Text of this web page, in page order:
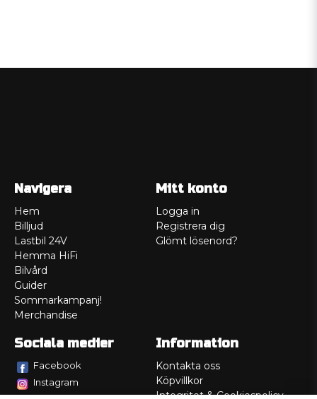
Navigera
Hem
Billjud
Lastbil 24V
Hemma HiFi
Bilvård
Guider
Sommarkampanj!
Merchandise
Mitt konto
Logga in
Registrera dig
Glömt lösenord?
Sociala medier
Facebook
Instagram
Information
Kontakta oss
Köpvillkor
Integritet & Cookiespolicy